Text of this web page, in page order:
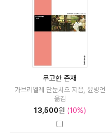
무고한 존재
가브리엘레 단눈치오 지음, 윤병언
옮김
13,500원 (10%)